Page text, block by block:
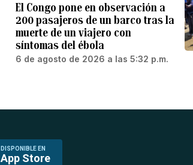
El Congo pone en observación a
200 pasajeros de un barco tras la
muerte de un viajero con
síntomas del ébola
6 de agosto de 2026 a las 5:32 p.m.
DISPONIBLE EN
App Store